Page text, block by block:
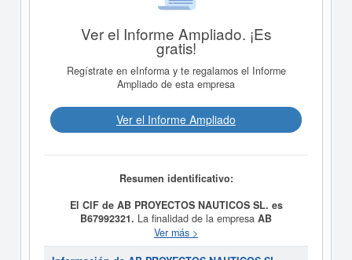
Ver el Informe Ampliado. ¡Es
gratis!
Regístrate en eInforma y te regalamos el Informe
Ampliado de esta empresa
Ver el Informe Ampliado
Resumen identificativo:
El CIF de AB PROYECTOS NAUTICOS SL. es
B67992321. La finalidad de la empresa AB
PROYECTOS NAUTICOS SL.es La representación,
compra, venta, alquiler, distribución y comercio de
Ver más >